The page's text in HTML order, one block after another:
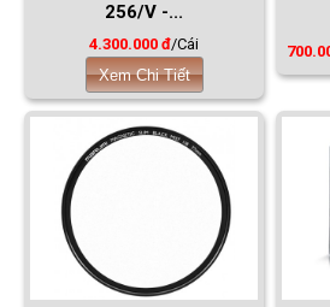
256/V -...
4.300.000 đ/Cái
Xem Chi Tiết